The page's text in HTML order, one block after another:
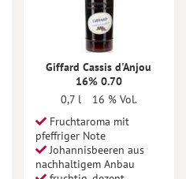
Giffard Cassis d'Anjou
16% 0.70
0,7 l
16 % Vol.
Fruchtaroma mit
pfeffriger Note
Johannisbeeren aus
nachhaltigem Anbau